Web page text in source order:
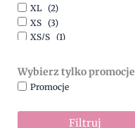
XL (2)
XS (3)
XS/S (1)
Wybierz tylko promocje
Promocje
Filtruj